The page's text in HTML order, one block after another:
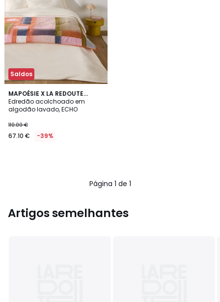
Saldos
MAPOÉSIE X LA REDOUTE
INTÉRIEURS
Edredão acolchoado em
algodão lavado, ECHO
110.00 €
67.10 € -39%
Página 1 de 1
Artigos semelhantes